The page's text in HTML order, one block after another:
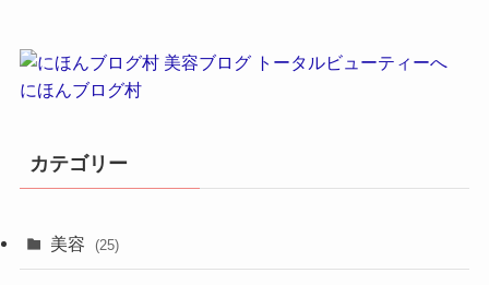
にほんブログ村
カテゴリー
美容 (25)